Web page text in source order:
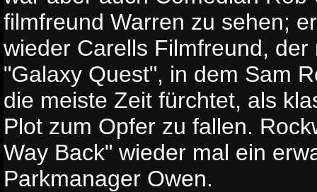
filmfreund Warren zu sehen;
wieder Carells Filmfreund,
"Galaxy Quest", in dem Sam
die meiste Zeit fürchtet, als
Plot zum Opfer zu fallen.
Way Back" wieder mal ein
Parkmanager Owen.